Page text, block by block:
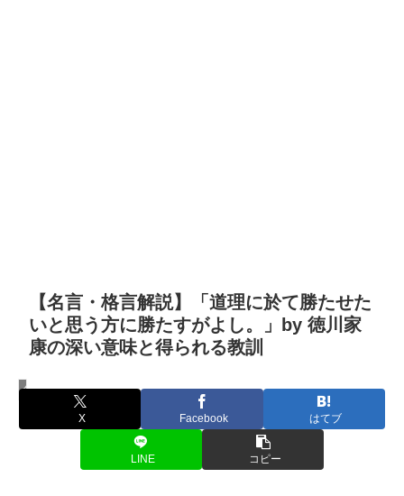
【名言・格言解説】「道理に於て勝たせた
いと思う方に勝たすがよし。」by 徳川家
康の深い意味と得られる教訓
名言・格言
X Facebook はてブ
LINE コピー